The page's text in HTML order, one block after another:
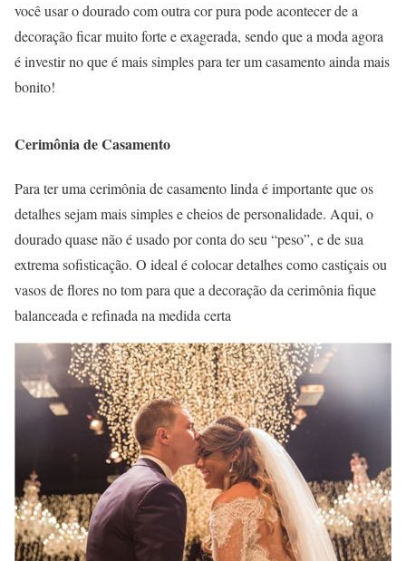
você usar o dourado com outra cor pura pode acontecer de a
decoração ficar muito forte e exagerada, sendo que a moda agora
é investir no que é mais simples para ter um casamento ainda mais
bonito!
Cerimônia de Casamento
Para ter uma cerimônia de casamento linda é importante que os
detalhes sejam mais simples e cheios de personalidade. Aqui, o
dourado quase não é usado por conta do seu “peso”, e de sua
extrema sofisticação. O ideal é colocar detalhes como castiçais ou
vasos de flores no tom para que a decoração da cerimônia fique
balanceada e refinada na medida certa